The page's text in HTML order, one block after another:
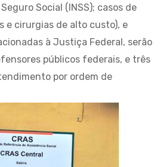
Social (INSS); casos de
e cirurgias de alto custo), e
à Justiça Federal, serão
públicos federais, e três
por ordem de